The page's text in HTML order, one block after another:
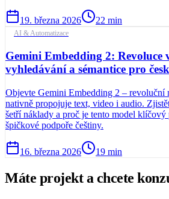
19. března 2026 22 min
AI & Automatizace
Gemini Embedding 2:
vyhledávání a sémantice pro
Objevte Gemini Embedding 2 – revoluční
nativně propojuje text, video i audio.
šetří náklady a proč je tento model
špičkové podpoře češtiny.
16. března 2026 19 min
Máte projekt a chcete